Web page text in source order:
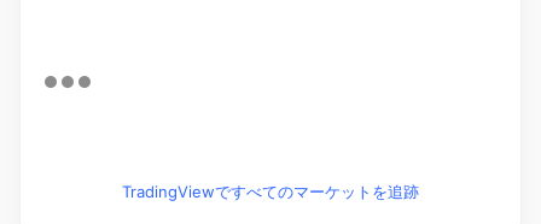
TradingViewですべてのマーケットを追跡